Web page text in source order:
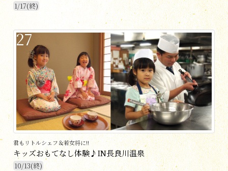
1/17(終)
27
君もリトルシェフ＆若女将に!!
キッズおもてなし体験♪IN長良川温泉
10/13(終)